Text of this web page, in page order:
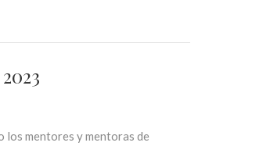
mentores y mentoras de